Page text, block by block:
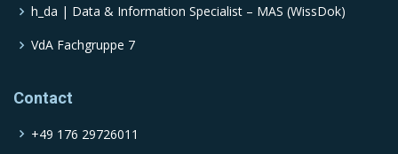
h_da | Data & Information Specialist – MAS (WissDok)
VdA Fachgruppe 7
Contact
+49 176 29726011